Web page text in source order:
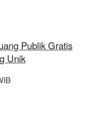
Publik Gratis
Unik